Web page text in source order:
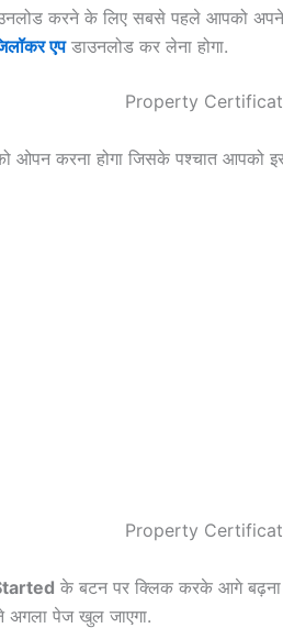
करने के लिए सबसे पहले आपको
एप डाउनलोड कर लेना होगा.
ओपन करना होगा जिसके पश्चात आपको
के बटन पर क्लिक करके आगे बढ़ना
पेज खुल जाएगा.